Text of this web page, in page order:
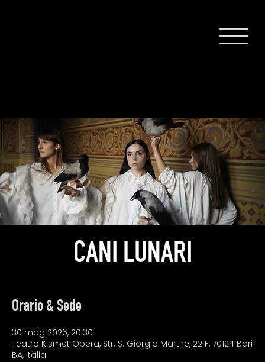
CANI LUNARI
Orario & Sede
30 mag 2026, 20:30
Teatro Kismet Opera, Str. S. Giorgio Martire, 22 F, 70124 Bari
BA, Italia